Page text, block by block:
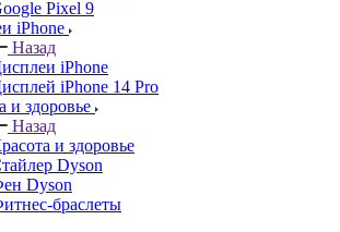
Pixel 9
iPhone
Назад
iPhone
iPhone 14 Pro
и здоровье
Назад
и здоровье
Dyson
Dyson
браслеты